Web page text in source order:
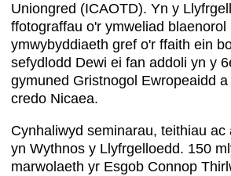
Uniongred (ICAOTD). Yn y
ffotograffau o'r ymweliad blaenorol
ymwybyddiaeth gref o'r ffaith ein
sefydlodd Dewi ei fan addoli yn y
gymuned Gristnogol Ewropeaidd
credo Nicaea.
Cynhaliwyd seminarau, teithiau ac
yn Wythnos y Llyfrgelloedd. 150
marwolaeth yr Esgob Connop